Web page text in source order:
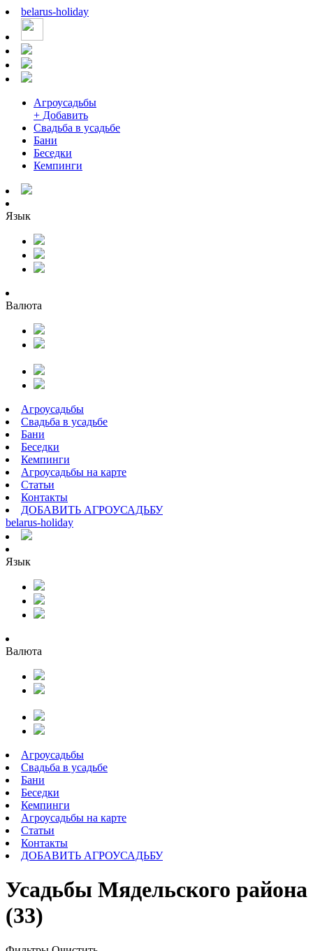
belarus-holiday
Агроусадьбы
+ Добавить
Свадьба в усадьбе
Бани
Беседки
Кемпинги
Язык
Валюта
Агроусадьбы
Свадьба в усадьбе
Бани
Беседки
Кемпинги
Агроусадьбы на карте
Статьи
Контакты
ДОБАВИТЬ АГРОУСАДЬБУ
belarus-holiday
Язык
Валюта
Агроусадьбы
Свадьба в усадьбе
Бани
Беседки
Кемпинги
Агроусадьбы на карте
Статьи
Контакты
ДОБАВИТЬ АГРОУСАДЬБУ
Усадьбы Мядельского района
(33)